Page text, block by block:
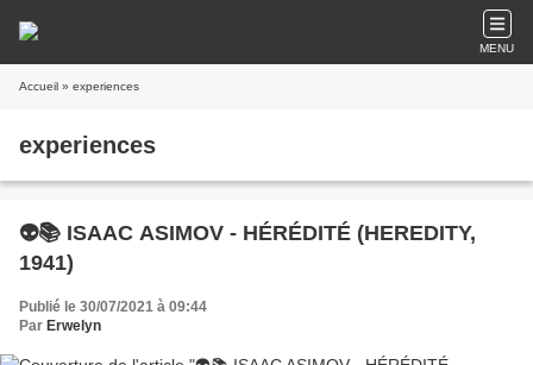
MENU
Accueil » experiences
experiences
👽📚 ISAAC ASIMOV - HÉRÉDITÉ (HEREDITY,
1941)
Publié le 30/07/2021 à 09:44
Par Erwelyn